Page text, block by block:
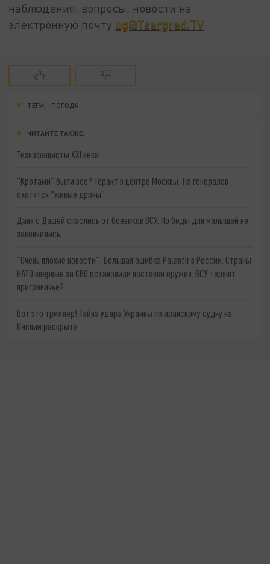
наблюдения, вопросы, новости на
электронную почту ug@Tsargrad.TV
ТЕГИ: ПОГОДА
ЧИТАЙТЕ ТАКЖЕ:
Технофашисты XXI века
"Кротами" были все? Теракт в центре Москвы: На генералов
охотятся "живые дроны"
Даня с Дашей спаслись от боевиков ВСУ. Но беды для малышей не
закончились
"Очень плохие новости": Большая ошибка Palantir в России. Страны
НАТО впервые за СВО остановили поставки оружия. ВСУ теряют
приграничье?
Вот это триллер! Тайна удара Украины по иранскому судну на
Каспии раскрыта